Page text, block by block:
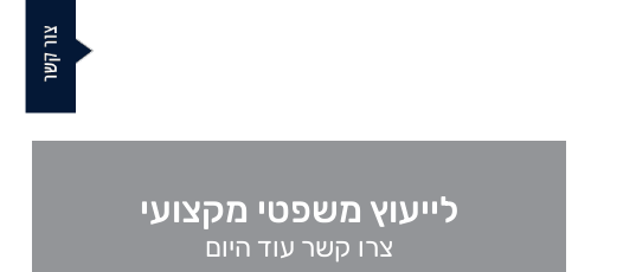
לייעוץ משפטי מקצועי
צרו קשר עוד היום